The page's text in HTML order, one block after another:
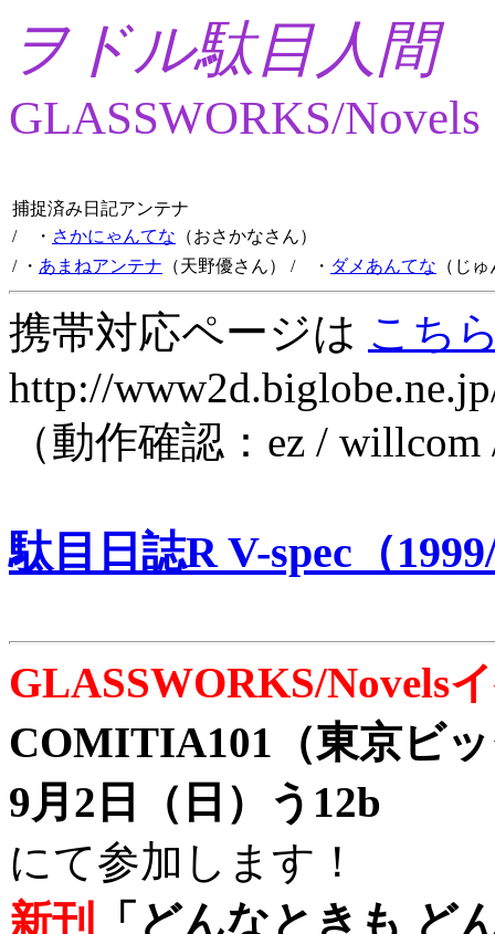
ヲドル駄目人間
GLASSWORKS/Novels
捕捉済み日記アンテナ
/ ・ さかにゃんてな （おさかなさん）
/ ・ あまねアンテナ （天野優さん） / ・ ダメあんてな （じ
携帯対応ページは こち
http://
（動作確認：ez /
駄目日誌R V-spec（
GLASSWORKS/Novels
COMITIA101（東京ビ
9月2日（日）う12b
にて参加します！
新刊
「どんなときも ど